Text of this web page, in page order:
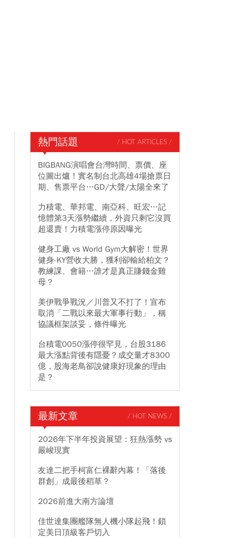
熱門話題 / HOT ARTICLES /
BIGBANG演唱會台灣時間、票價、座
位圖出爐！實名制台北高雄4場搶票日
期、售票平台…GD/大聲/太陽全來了
力積電、華邦電、南亞科、旺宏…記
憶體第3天漲勢繼續，外資只剩它沒買
超還賣！力積電漲停原因曝光
健身工廠 vs World Gym大解密！世界
健身-KY營收大勝，獲利卻輸給柏文？
教練課、會籍…誰才是真正賺錢金雞
母？
美伊戰爭戰況／川普又不打了！宣布
取消「二戰以來最大軍事行動」，稱
協議框架談妥，條件曝光
台積電0050漲停很罕見，台股3186
最大漲點背後有隱憂？成交量才8300
億，股海老鳥卻說健康好現象的理由
是？
最新文章 / HOT NEWS /
2026年下半年投資展望：狂熱漲勢 vs
嚴峻現實
友達二把手柯富仁裸辭內幕！「落後
群創」成最後稻草？
2026前進大南方論壇
佳世達集團艦隊無人機小隊起飛！鎖
定美日頂級客戶切入